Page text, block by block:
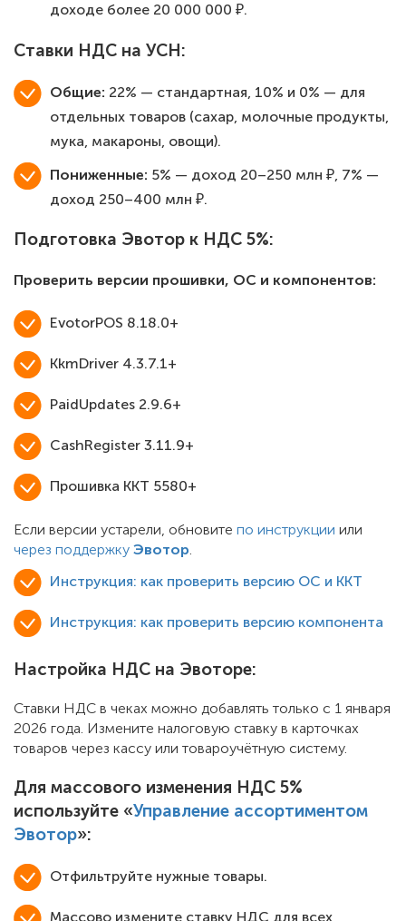
доходе более 20 000 000 ₽.
Ставки НДС на УСН:
Общие: 22% — стандартная, 10% и 0% — для
отдельных товаров (сахар, молочные продукты,
мука, макароны, овощи).
Пониженные: 5% — доход 20–250 млн ₽, 7% —
доход 250–400 млн ₽.
Подготовка Эвотор к НДС 5%:
Проверить версии прошивки, ОС и компонентов:
EvotorPOS 8.18.0+
KkmDriver 4.3.7.1+
PaidUpdates 2.9.6+
CashRegister 3.11.9+
Прошивка ККТ 5580+
Если версии устарели, обновите по инструкции или
через поддержку Эвотор
Инструкция: как проверить версию ОС и ККТ
Инструкция: как проверить версию компонента
Настройка НДС на Эвоторе:
Ставки НДС в чеках можно добавлять только с 1 января
2026 года. Измените налоговую ставку в карточках
товаров через кассу или товароучётную систему.
Для массового изменения НДС 5%
используйте «Управление ассортиментом
Эвотор»:
Отфильтруйте нужные товары.
Массово измените ставку НДС для всех